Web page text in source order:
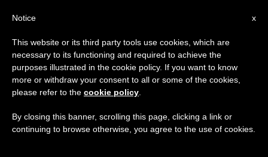
Mensaje de Benedicto XVI para
la Jornada Mundial de la Paz
2007
×
Aviso importante
Del 27 de julio al 7 de agosto haremos la
pausa anual, aprovechando que en el periodo
de verano se generan menos informaciones y
x
Notice
This website or its third party tools use cookies, which are
necessary to its functioning and required to achieve the
purposes illustrated in the cookie policy. If you want to know
more or withdraw your consent to all or some of the cookies,
please refer to the cookie policy
By closing this banner, scrolling this page, clicking a link or
continuing to browse otherwise, you agree to the use of cookies.